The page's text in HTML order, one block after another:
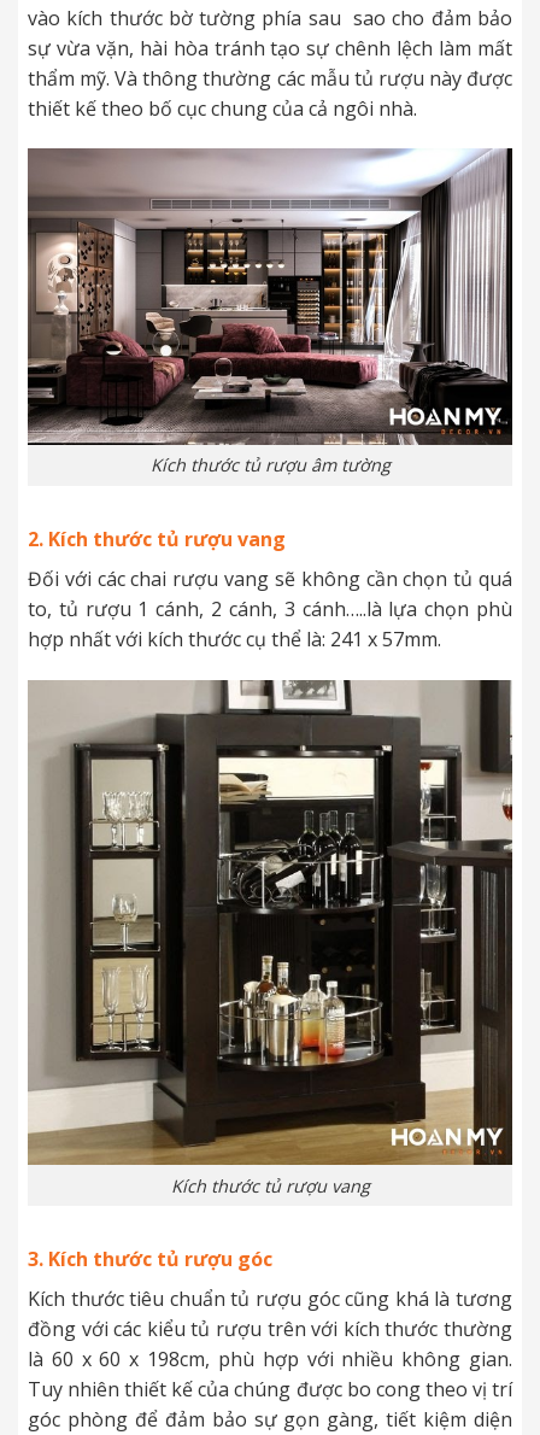
vào kích thước bờ tường phía sau sao cho đảm bảo
sự vừa vặn, hài hòa tránh tạo sự chênh lệch làm mất
thẩm mỹ. Và thông thường các mẫu tủ rượu này được
thiết kế theo bố cục chung của cả ngôi nhà.
Kích thước tủ rượu âm tường
2. Kích thước tủ rượu vang
Đối với các chai rượu vang sẽ không cần chọn tủ quá
to, tủ rượu 1 cánh, 2 cánh, 3 cánh…..là lựa chọn phù
hợp nhất với kích thước cụ thể là: 241 x 57mm.
Kích thước tủ rượu vang
3. Kích thước tủ rượu góc
Kích thước tiêu chuẩn tủ rượu góc cũng khá là tương
đồng với các kiểu tủ rượu trên với kích thước thường
là 60 x 60 x 198cm, phù hợp với nhiều không gian.
Tuy nhiên thiết kế của chúng được bo cong theo vị trí
góc phòng để đảm bảo sự gọn gàng, tiết kiệm diện